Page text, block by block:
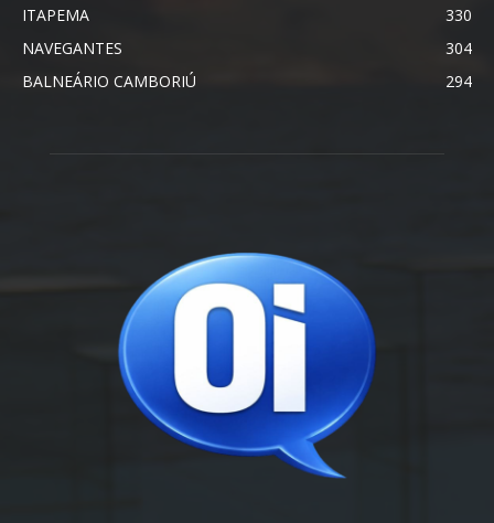
ITAPEMA
330
NAVEGANTES
304
BALNEÁRIO CAMBORIÚ
294